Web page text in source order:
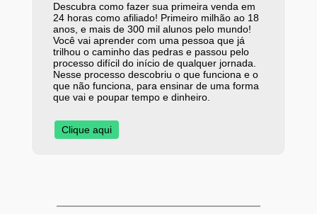
Descubra como fazer sua primeira venda em
24 horas como afiliado! Primeiro milhão ao 18
anos, e mais de 300 mil alunos pelo mundo!
Você vai aprender com uma pessoa que já
trilhou o caminho das pedras e passou pelo
processo difícil do início de qualquer jornada.
Nesse processo descobriu o que funciona e o
que não funciona, para ensinar de uma forma
que vai e poupar tempo e dinheiro.
Clique aqui